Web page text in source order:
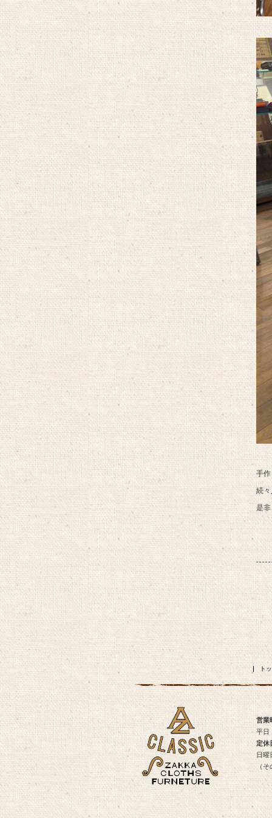
手
続
是
ト
営業
平日
定休
日曜
（